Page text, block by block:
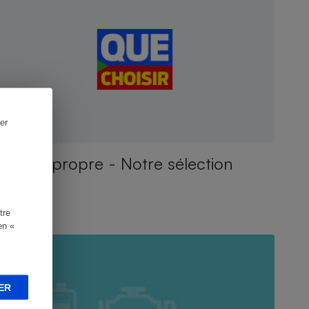
«
Voiture propre - Notre sélection